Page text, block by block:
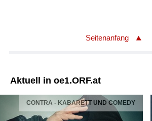
Seitenanfang
Aktuell in oe1.ORF.at
CONTRA - KABARETT UND COMEDY